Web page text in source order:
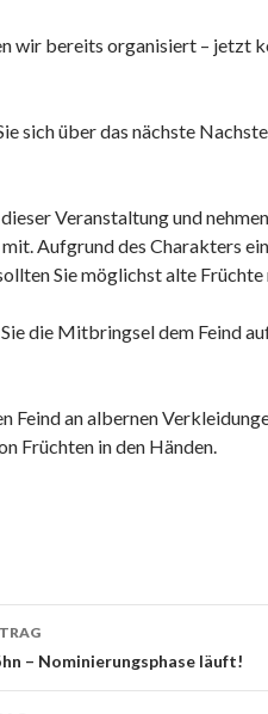
wir bereits organisiert – jetzt
sich über das nächste
dieser Veranstaltung und
Aufgrund des Charakters
Sie möglichst alte
die Mitbringsel dem Feind
Feind an albernen
Früchten in den Händen.
– Nominierungsphase läuft!